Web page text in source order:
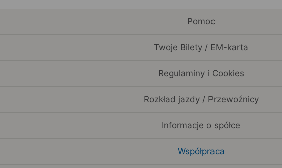
Pomoc
Twoje Bilety / EM-karta
Regulaminy i Cookies
Rozkład jazdy / Przewoźnicy
Informacje o spółce
Współpraca